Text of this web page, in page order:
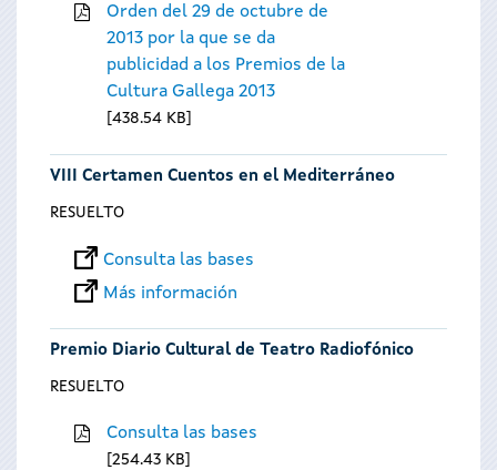
Orden del 29 de octubre de
2013 por la que se da
publicidad a los Premios de la
Cultura Gallega 2013
438.54 KB
VIII Certamen Cuentos en el Mediterráneo
RESUELTO
Consulta las bases
Más información
Premio Diario Cultural de Teatro Radiofónico
RESUELTO
Consulta las bases
254.43 KB